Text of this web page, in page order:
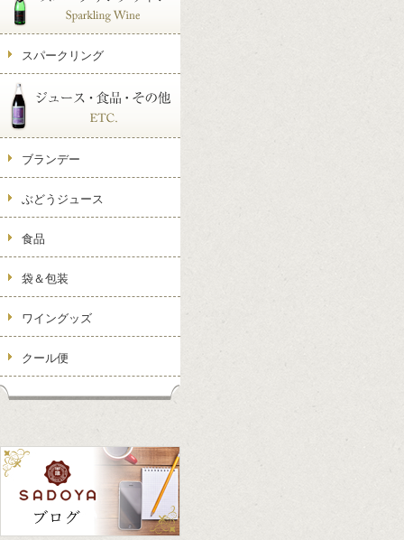
スパークリング
ブランデー
ぶどうジュース
食品
袋＆包装
ワイングッズ
クール便